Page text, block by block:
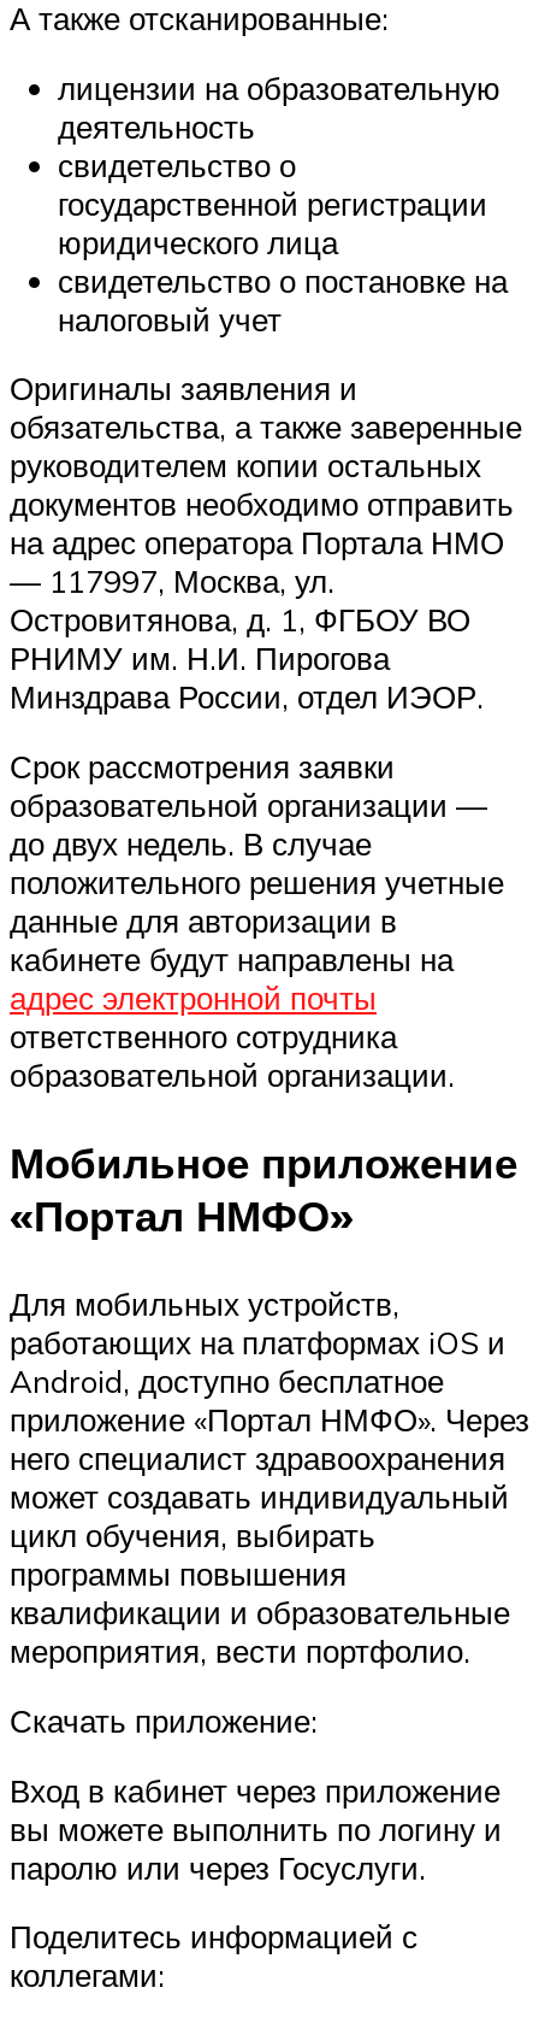
А также отсканированные:
лицензии на образовательную
деятельность
свидетельство о
государственной регистрации
юридического лица
свидетельство о постановке на
налоговый учет
Оригиналы заявления и
обязательства, а также заверенные
руководителем копии остальных
документов необходимо отправить
на адрес оператора Портала НМО
— 117997, Москва, ул.
Островитянова, д. 1, ФГБОУ ВО
РНИМУ им. Н.И. Пирогова
Минздрава России, отдел ИЭОР.
Срок рассмотрения заявки
образовательной организации —
до двух недель. В случае
положительного решения учетные
данные для авторизации в
кабинете будут направлены на
адрес электронной почты
ответственного сотрудника
образовательной организации.
Мобильное приложение
«Портал НМФО»
Для мобильных устройств,
работающих на платформах iOS и
Android, доступно бесплатное
приложение «Портал НМФО». Через
него специалист здравоохранения
может создавать индивидуальный
цикл обучения, выбирать
программы повышения
квалификации и образовательные
мероприятия, вести портфолио.
Скачать приложение:
Вход в кабинет через приложение
вы можете выполнить по логину и
паролю или через Госуслуги.
Поделитесь информацией с
коллегами: